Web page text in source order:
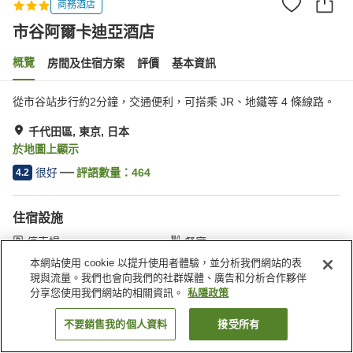
商務酒店
市谷阿爾卡迪亞酒店
概覽 房間及住宿方案 評價 基本資訊
從市谷站步行約2分鐘，交通便利，可搭乘 JR、地鐵等 4 條線路。
千代田區, 東京, 日本
於地圖上顯示
4.2 很好 評語數量： 464
住宿設施
停車場
餐廳
休息室
咖啡廳
主頁 日本 東京 千代田區 市谷阿爾卡迪亞酒店
找客房
本網站使用 cookie 以提升使用者體驗，並分析我們網站的表
現與流量。我們也會向我們的社群媒體、廣告和分析合作夥伴
分享您使用我們網站的相關資訊。
私隱政策
不要銷售我的個人資料 接受所有